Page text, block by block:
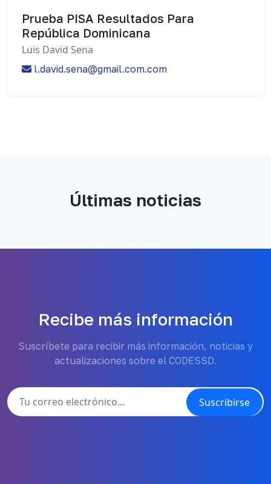
Prueba PISA Resultados Para
República Dominicana
Luis David Sena
l.david.sena@gmail.com.com
Últimas noticias
Recibe más información
Suscríbete para recibir más información, noticias y
actualizaciones sobre el CODESSD.
Suscribirse